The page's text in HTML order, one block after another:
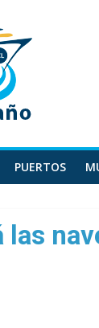
PUERTOS
las